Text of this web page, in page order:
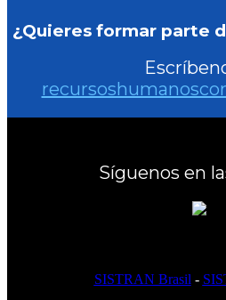
¿Quieres formar parte
Síguenos en
SISTRAN Brasil -